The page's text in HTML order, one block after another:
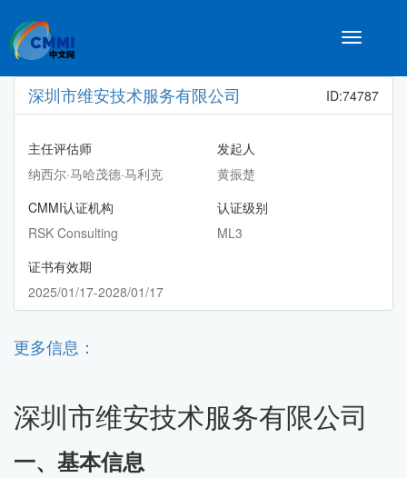
Toggle
深圳市维安技术服务有限公司 ID:74787
主任评估师
纳西尔·马哈茂德·马利克
发起人
黄振楚
CMMI认证机构
RSK Consulting
认证级别
ML3
证书有效期
2025/01/17-2028/01/17
更多信息：
深圳市维安技术服务有限公司
一、基本信息